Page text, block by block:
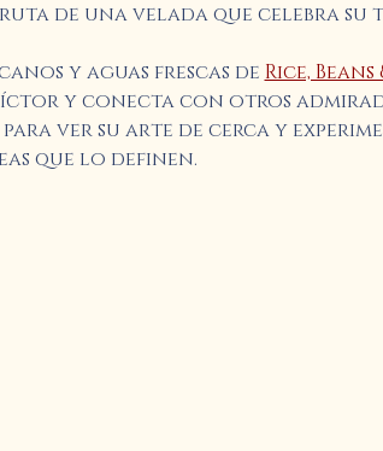
de una velada que celebra
y aguas frescas de Rice, Beans
y conecta con otros
ver su arte de cerca y
que lo definen.